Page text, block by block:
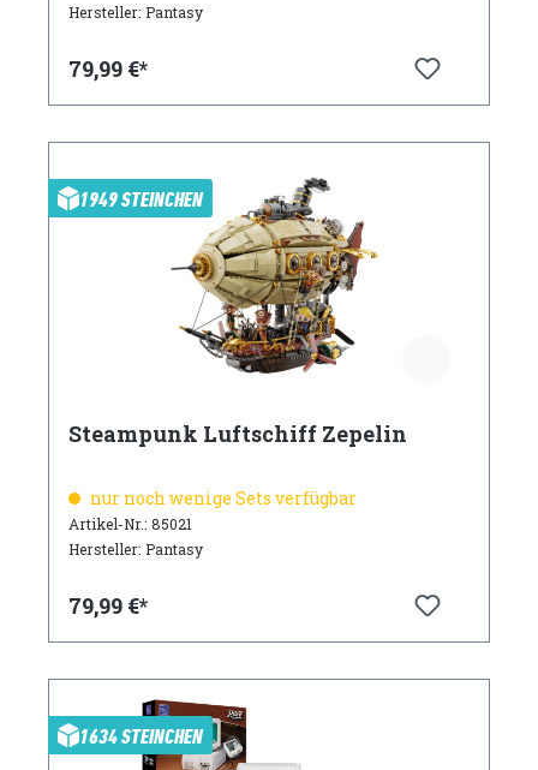
Hersteller: Pantasy
79,99 €*
1949 STEINCHEN
Steampunk Luftschiff Zepelin
nur noch wenige Sets verfügbar
Artikel-Nr.: 85021
Hersteller: Pantasy
79,99 €*
1634 STEINCHEN